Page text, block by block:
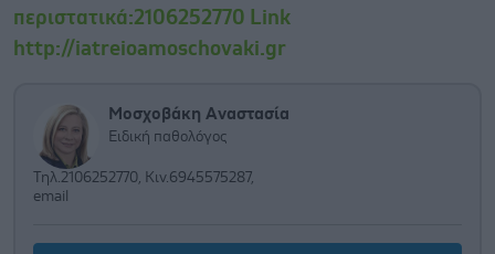
περιστατικά:2106252770 Link
http://iatreioamoschovaki.gr
Μοσχοβάκη Αναστασία
Ειδική παθολόγος
Τηλ.2106252770, Κιν.6945575287,
email